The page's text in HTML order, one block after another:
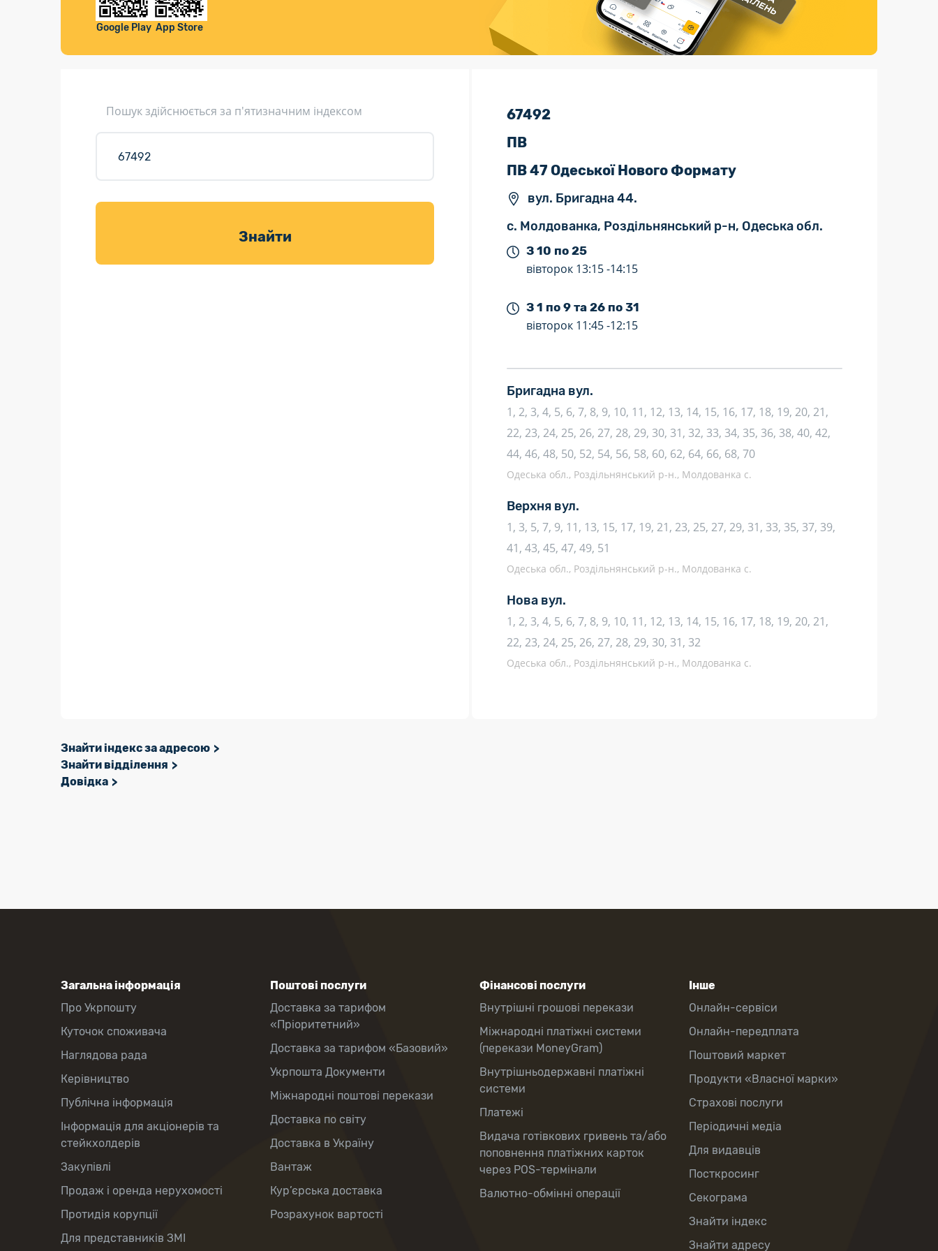
Листи та листівки
Доставка товарів для саду
Валютно-обмінні операції
Страхові послуги
Каталог «Укрпошта Маркет»
Google Play App Store
Пошук здійснюється за п'ятизначним індексом
Знайти
67492
ПВ
ПВ 47 Одеської Нового Формату
вул. Бригадна 44.
с. Молдованка, Роздільнянський р-н, Одеська обл.
З 10 по 25
вівторок 13:15 -14:15
З 1 по 9 та 26 по 31
вівторок 11:45 -12:15
Бригадна вул.
1, 2, 3, 4, 5, 6, 7, 8, 9, 10, 11, 12, 13, 14, 15, 16, 17, 18, 19, 20, 21,
22, 23, 24, 25, 26, 27, 28, 29, 30, 31, 32, 33, 34, 35, 36, 38, 40, 42,
44, 46, 48, 50, 52, 54, 56, 58, 60, 62, 64, 66, 68, 70
Одеська обл., Роздільнянський р-н., Молдованка с.
Верхня вул.
1, 3, 5, 7, 9, 11, 13, 15, 17, 19, 21, 23, 25, 27, 29, 31, 33, 35, 37, 39,
41, 43, 45, 47, 49, 51
Одеська обл., Роздільнянський р-н., Молдованка с.
Нова вул.
1, 2, 3, 4, 5, 6, 7, 8, 9, 10, 11, 12, 13, 14, 15, 16, 17, 18, 19, 20, 21,
22, 23, 24, 25, 26, 27, 28, 29, 30, 31, 32
Одеська обл., Роздільнянський р-н., Молдованка с.
Знайти індекс за адресою
Знайти відділення
Довідка
Загальна інформація
Про Укрпошту
Куточок споживача
Наглядова рада
Керівництво
Публічна інформація
Інформація для акціонерів та
стейкхолдерів
Закупівлі
Продаж і оренда нерухомості
Протидія корупції
Для представників ЗМІ
Поштові послуги
Доставка за тарифом
«Пріоритетний»
Доставка за тарифом «Базовий»
Укрпошта Документи
Міжнародні поштові перекази
Доставка по світу
Доставка в Україну
Вантаж
Кур’єрська доставка
Розрахунок вартості
Фінансові послуги
Внутрішні грошові перекази
Міжнародні платіжні системи
(перекази MoneyGram)
Внутрішньодержавні платіжні
системи
Платежі
Видача готівкових гривень та/або
поповнення платіжних карток
через POS-термінали
Валютно-обмінні операції
Інше
Онлайн-сервіси
Онлайн-передплата
Поштовий маркет
Продукти «Власної марки»
Страхові послуги
Періодичні медіа
Для видавців
Посткросинг
Секограма
Знайти індекс
Знайти адресу